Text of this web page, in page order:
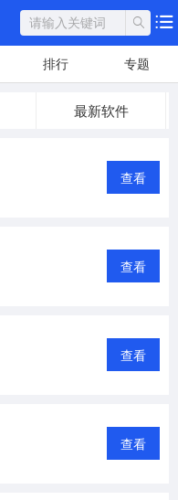
排行 专题
最新软件
查看
查看
查看
查看